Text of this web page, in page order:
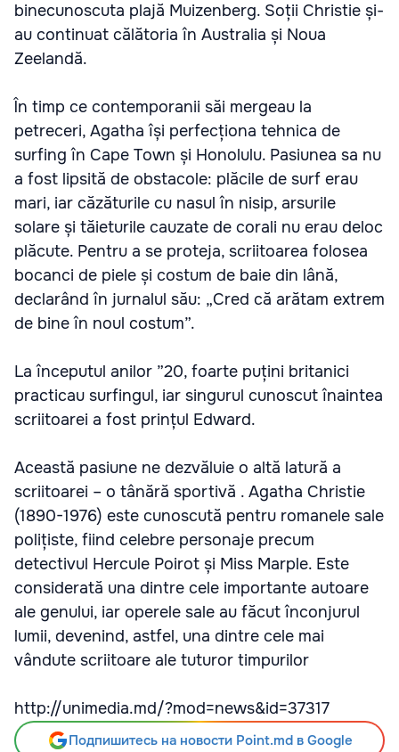
binecunoscuta plajă Muizenberg. Soții Christie și-
au continuat călătoria în Australia și Noua
Zeelandă.
În timp ce contemporanii săi mergeau la
petreceri, Agatha își perfecționa tehnica de
surfing în Cape Town și Honolulu. Pasiunea sa nu
a fost lipsită de obstacole: plăcile de surf erau
mari, iar căzăturile cu nasul în nisip, arsurile
solare și tăieturile cauzate de corali nu erau deloc
plăcute. Pentru a se proteja, scriitoarea folosea
bocanci de piele și costum de baie din lână,
declarând în jurnalul său: „Cred că arătam extrem
de bine în noul costum”.
La începutul anilor ”20, foarte puțini britanici
practicau surfingul, iar singurul cunoscut înaintea
scriitoarei a fost prințul Edward.
Această pasiune ne dezvăluie o altă latură a
scriitoarei – o tânără sportivă . Agatha Christie
(1890-1976) este cunoscută pentru romanele sale
polițiste, fiind celebre personaje precum
detectivul Hercule Poirot și Miss Marple. Este
considerată una dintre cele importante autoare
ale genului, iar operele sale au făcut înconjurul
lumii, devenind, astfel, una dintre cele mai
vândute scriitoare ale tuturor timpurilor
http://unimedia.md/?mod=news&id=37317
Подпишитесь на новости Point.md в Google